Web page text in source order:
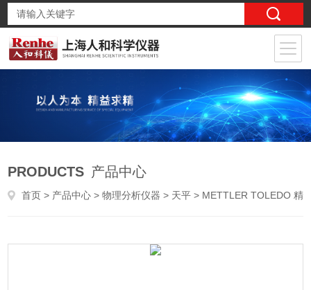
PRODUCTS 产品中心
首页 > 产品中心 >物理分析仪器 > 天平 > METTLER TOLEDO 精密天平 XS4001S